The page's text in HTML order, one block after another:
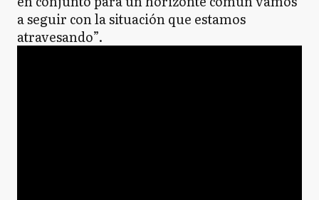
a seguir con la situación que estamos
atravesando”.